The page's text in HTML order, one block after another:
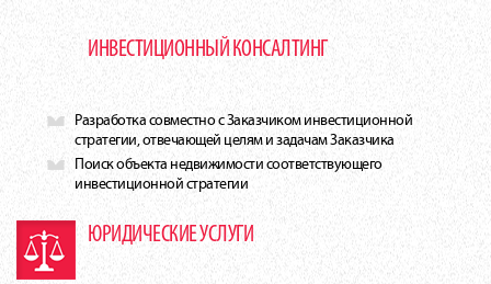
ИНВЕСТИЦИОННЫЙ КОНСАЛТИНГ
Разработка совместно с Заказчиком инвестиционной
стратегии, отвечающей целям и задачам Заказчика
Поиск объекта недвижимости соответствующего
инвестиционной стратегии
ЮРИДИЧЕСКИЕ УСЛУГИ